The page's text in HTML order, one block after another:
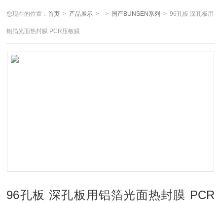
您现在的位置：首页 > 产品展示 > > 国产BUNSEN系列 > 96孔板 深孔板用
铝箔光面热封膜 PCR压敏膜
96孔板 深孔板用铝箔光面热封膜 PCR